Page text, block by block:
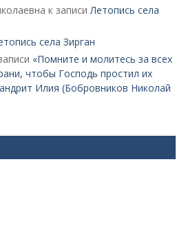
к записи Летопись села
села Зирган
«Помните и молитесь за всех
чтобы Господь простил их
Илия (Бобровников Николай